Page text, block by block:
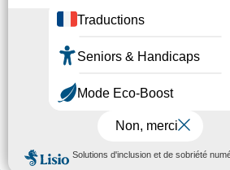
Voir les préférences
Politique de cookies
Nous